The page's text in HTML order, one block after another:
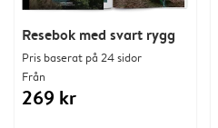
Resebok med svart rygg
Pris baserat på 24 sidor
Från
269 kr